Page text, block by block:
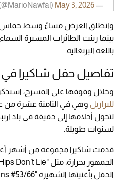
— Mario Nawfal (@MarioNawfal)
May 3, 2026
وانطلق العرض مساءً وسط حماس
بينما زينت الطائرات المسيرة السماء
باللغة البرتغالية.
تفاصيل حفل شاكيرا في
وخلال وقوفها على المسرح،
للبرازيل وهي في الثامنة عشرة من
لتحول أحلامها إلى حقيقة في بلد
لسنوات طويلة.
قدمت شاكيرا مجموعة من أشهر
الحفل بأغنيتها الشهيرة "BZRP Music Sessions #53/66".